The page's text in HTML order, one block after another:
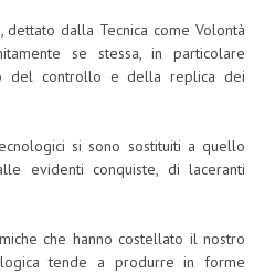
dalla Tecnica come Volontà
se stessa, in particolare
del controllo e della replica dei
si sono sostituiti a quello
evidenti conquiste, di laceranti
che hanno costellato il nostro
tende a produrre in forme